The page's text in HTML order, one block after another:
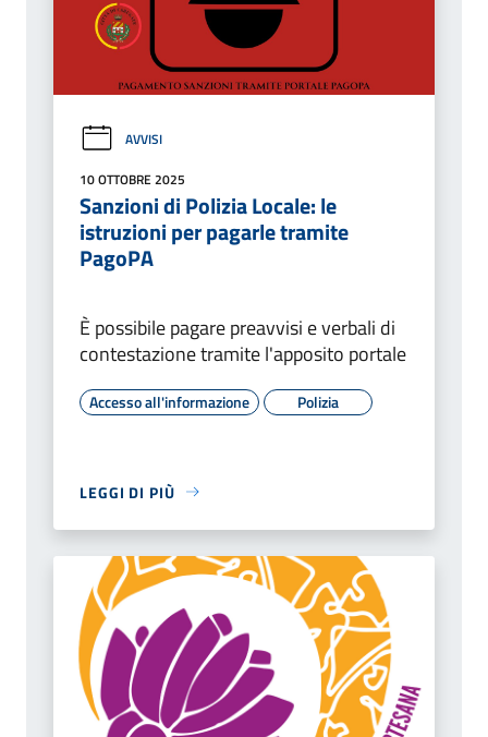
AVVISI
10 OTTOBRE 2025
Sanzioni di Polizia Locale: le
istruzioni per pagarle tramite
PagoPA
È possibile pagare preavvisi e verbali di
contestazione tramite l'apposito portale
Accesso all'informazione Polizia
LEGGI DI PIÙ